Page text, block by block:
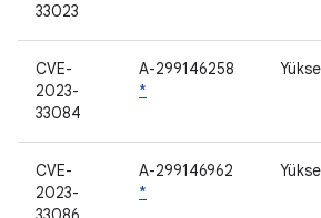
33023
CVE-
2023-
33084
A-299146258
*
CVE-
2023-
A-299146962
*